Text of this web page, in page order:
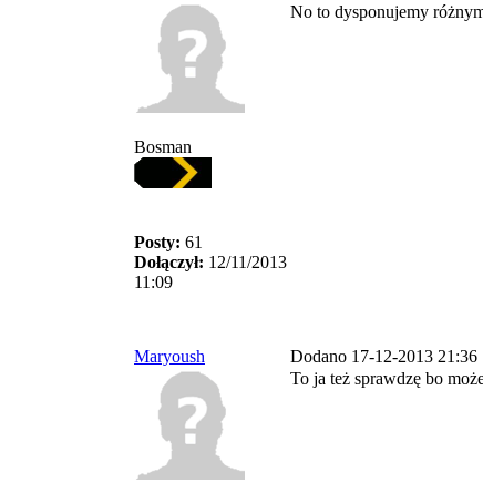
Bosman
Posty: 61
Dołączył: 12/11/2013
11:09
No to dysponujemy
Maryoush Dodano 17-12-2013 21:36
To ja też sprawdzę bo